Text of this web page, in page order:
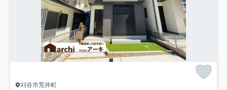
刈谷市荒井町